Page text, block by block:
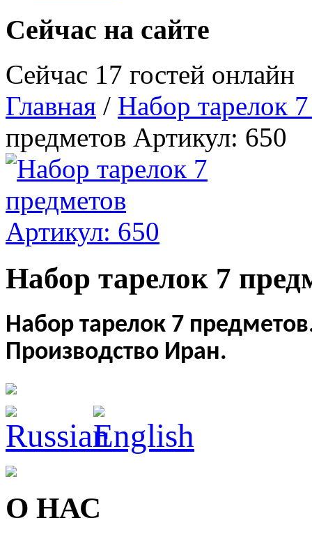
Сейчас на сайте
Сейчас 17 гостей онлайн
Главная / Набор тарелок
предметов Артикул: 650
Набор тарелок 7
Набор тарелок 7
Производство Иран.
О НАС